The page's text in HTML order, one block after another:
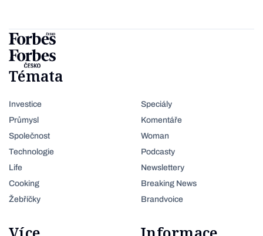
Témata
Investice
Průmysl
Společnost
Technologie
Life
Cooking
Žebříčky
Speciály
Komentáře
Woman
Podcasty
Newslettery
Breaking News
Brandvoice